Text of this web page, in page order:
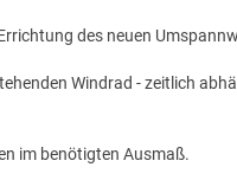
des neuen
Windrad - zeitlich
im benötigten Ausmaß.